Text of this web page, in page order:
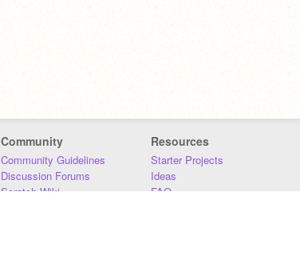
Community
Community Guidelines
Discussion Forums
Scratch Wiki
Resources
Starter Projects
Ideas
FAQ